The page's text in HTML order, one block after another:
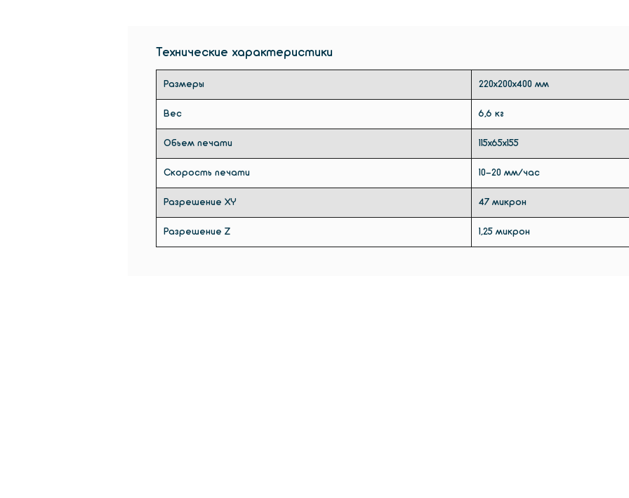
Технические характеристики
Размеры 220x200x400 мм
Вес 6,6 кг
Обьем печати 115х65х155
Скорость печати 10-20 мм/час
Разрешение XY 47 микрон
Разрешение Z 1,25 микрон